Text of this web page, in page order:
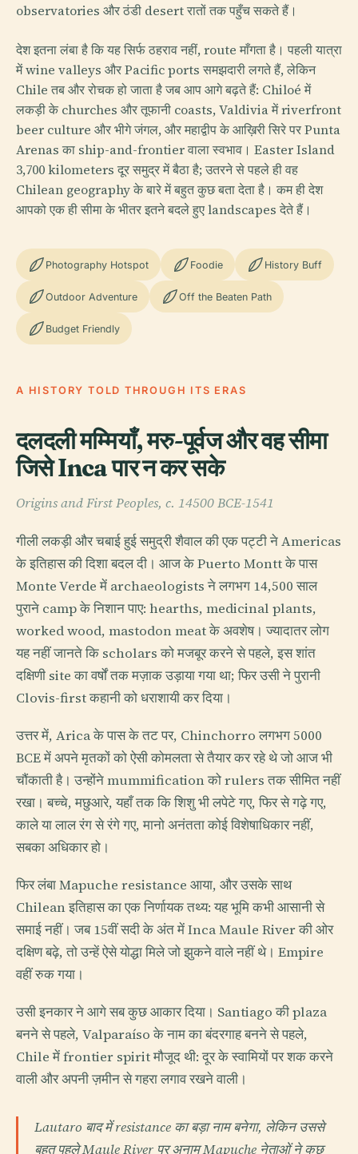
observatories और ठंडी desert रातों तक पहुँच सकते हैं।
देश इतना लंबा है कि यह सिर्फ ठहराव नहीं, route माँगता है। पहली यात्रा
में wine valleys और Pacific ports समझदारी लगते हैं, लेकिन
Chile तब और रोचक हो जाता है जब आप आगे बढ़ते हैं: Chiloé में
लकड़ी के churches और तूफानी coasts, Valdivia में riverfront
beer culture और भीगे जंगल, और महाद्वीप के आख़िरी सिरे पर Punta
Arenas का ship-and-frontier वाला स्वभाव। Easter Island
3,700 kilometers दूर समुद्र में बैठा है; उतरने से पहले ही वह
Chilean geography के बारे में बहुत कुछ बता देता है। कम ही देश
आपको एक ही सीमा के भीतर इतने बदले हुए landscapes देते हैं।
Photography Hotspot Foodie History Buff
Outdoor Adventure Off the Beaten Path
Budget Friendly
A HISTORY TOLD THROUGH ITS ERAS
दलदली मम्मियाँ, मरु-पूर्वज और वह सीमा
जिसे Inca पार न कर सके
Origins and First Peoples, c. 14500 BCE-1541
गीली लकड़ी और चबाई हुई समुद्री शैवाल की एक पट्टी ने Americas
के इतिहास की दिशा बदल दी। आज के Puerto Montt के पास
Monte Verde में archaeologists ने लगभग 14,500 साल
पुराने camp के निशान पाए: hearths, medicinal plants,
worked wood, mastodon meat के अवशेष। ज्यादातर लोग
यह नहीं जानते कि scholars को मजबूर करने से पहले, इस शांत
दक्षिणी site का वर्षों तक मज़ाक उड़ाया गया था; फिर उसी ने पुरानी
Clovis-first कहानी को धराशायी कर दिया।
उत्तर में, Arica के पास के तट पर, Chinchorro लगभग 5000
BCE में अपने मृतकों को ऐसी कोमलता से तैयार कर रहे थे जो आज भी
चौंकाती है। उन्होंने mummification को rulers तक सीमित नहीं
रखा। बच्चे, मछुआरे, यहाँ तक कि शिशु भी लपेटे गए, फिर से गढ़े गए,
काले या लाल रंग से रंगे गए, मानो अनंतता कोई विशेषाधिकार नहीं,
सबका अधिकार हो।
फिर लंबा Mapuche resistance आया, और उसके साथ
Chilean इतिहास का एक निर्णायक तथ्य: यह भूमि कभी आसानी से
समाई नहीं। जब 15वीं सदी के अंत में Inca Maule River की ओर
दक्षिण बढ़े, तो उन्हें ऐसे योद्धा मिले जो झुकने वाले नहीं थे। Empire
वहीं रुक गया।
उसी इनकार ने आगे सब कुछ आकार दिया। Santiago की plaza
बनने से पहले, Valparaíso के नाम का बंदरगाह बनने से पहले,
Chile में frontier spirit मौजूद थी: दूर के स्वामियों पर शक करने
वाली और अपनी ज़मीन से गहरा लगाव रखने वाली।
Lautaro बाद में resistance का बड़ा नाम बनेगा, लेकिन उससे
बहुत पहले Maule River पर अनाम Mapuche नेताओं ने कुछ